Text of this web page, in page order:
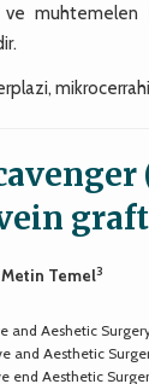
ve
Metin Temel3
and Aeshetic
and Aesthetic
end Aesthetic